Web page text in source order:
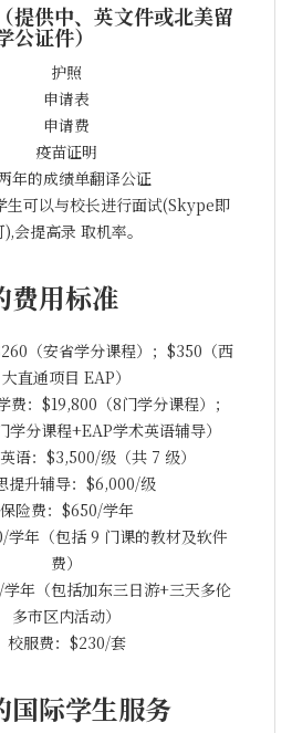
提供中、英文件或北美留
公证件）
护照
申请表
申请费
疫苗证明
年的成绩单翻译公证
生可以与校长进行面试(Skype即
),会提高录 取机率。
费用标准
（安省学分课程）；$350（西
大直通项目 EAP）
费：$19,800（8门学分课程）；
学分课程+EAP学术英语辅导）
语：$3,500/级（共 7 级）
提升辅导：$6,000/级
保险费：$650/学年
学年（包括 9 门课的教材及软件
费）
年（包括加东三日游+三天多伦
多市区内活动）
校服费：$230/套
国际学生服务